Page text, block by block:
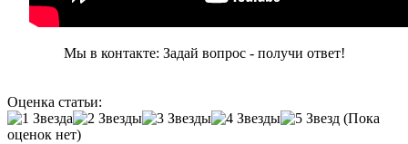
Мы в контакте: Задай вопрос - получи ответ!
Оценка статьи:
(Пока
оценок нет)